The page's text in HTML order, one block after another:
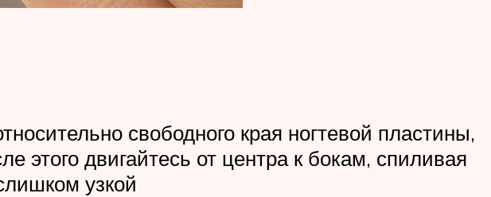
свободного края ногтевой пластины,
этого двигайтесь от центра к бокам, спиливая
узкой